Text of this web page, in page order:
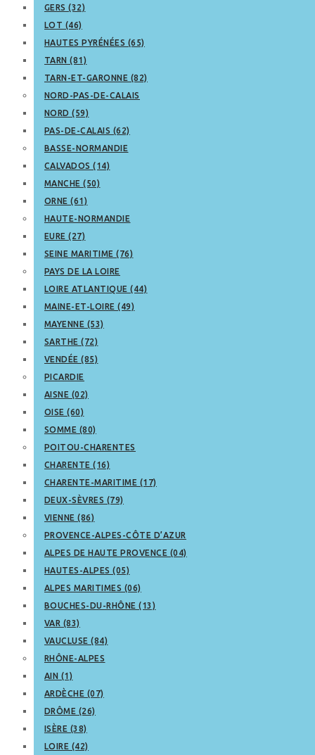
GERS (32)
LOT (46)
HAUTES PYRÉNÉES (65)
TARN (81)
TARN-ET-GARONNE (82)
NORD-PAS-DE-CALAIS
NORD (59)
PAS-DE-CALAIS (62)
BASSE-NORMANDIE
CALVADOS (14)
MANCHE (50)
ORNE (61)
HAUTE-NORMANDIE
EURE (27)
SEINE MARITIME (76)
PAYS DE LA LOIRE
LOIRE ATLANTIQUE (44)
MAINE-ET-LOIRE (49)
MAYENNE (53)
SARTHE (72)
VENDÉE (85)
PICARDIE
AISNE (02)
OISE (60)
SOMME (80)
POITOU-CHARENTES
CHARENTE (16)
CHARENTE-MARITIME (17)
DEUX-SÈVRES (79)
VIENNE (86)
PROVENCE-ALPES-CÔTE D’AZUR
ALPES DE HAUTE PROVENCE (04)
HAUTES-ALPES (05)
ALPES MARITIMES (06)
BOUCHES-DU-RHÔNE (13)
VAR (83)
VAUCLUSE (84)
RHÔNE-ALPES
AIN (1)
ARDÈCHE (07)
DRÔME (26)
ISÈRE (38)
LOIRE (42)